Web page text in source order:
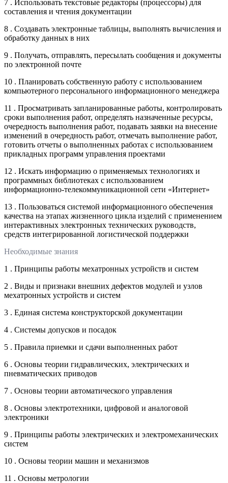
7 . Использовать текстовые редакторы (процессоры) для
составления и чтения документации
8 . Создавать электронные таблицы, выполнять вычисления и
обработку данных в них
9 . Получать, отправлять, пересылать сообщения и документы
по электронной почте
10 . Планировать собственную работу с использованием
компьютерного персонального информационного менеджера
11 . Просматривать запланированные работы, контролировать
сроки выполнения работ, определять назначенные ресурсы,
очередность выполнения работ, подавать заявки на внесение
изменений в очередность работ, отмечать выполнение работ,
готовить отчеты о выполненных работах с использованием
прикладных программ управления проектами
12 . Искать информацию о применяемых технологиях и
программных библиотеках с использованием
информационно-телекоммуникационной сети «Интернет»
13 . Пользоваться системой информационного обеспечения
качества на этапах жизненного цикла изделий с применением
интерактивных электронных технических руководств,
средств интегрированной логистической поддержки
Необходимые знания
1 . Принципы работы мехатронных устройств и систем
2 . Виды и признаки внешних дефектов модулей и узлов
мехатронных устройств и систем
3 . Единая система конструкторской документации
4 . Системы допусков и посадок
5 . Правила приемки и сдачи выполненных работ
6 . Основы теории гидравлических, электрических и
пневматических приводов
7 . Основы теории автоматического управления
8 . Основы электротехники, цифровой и аналоговой
электроники
9 . Принципы работы электрических и электромеханических
систем
10 . Основы теории машин и механизмов
11 . Основы метрологии